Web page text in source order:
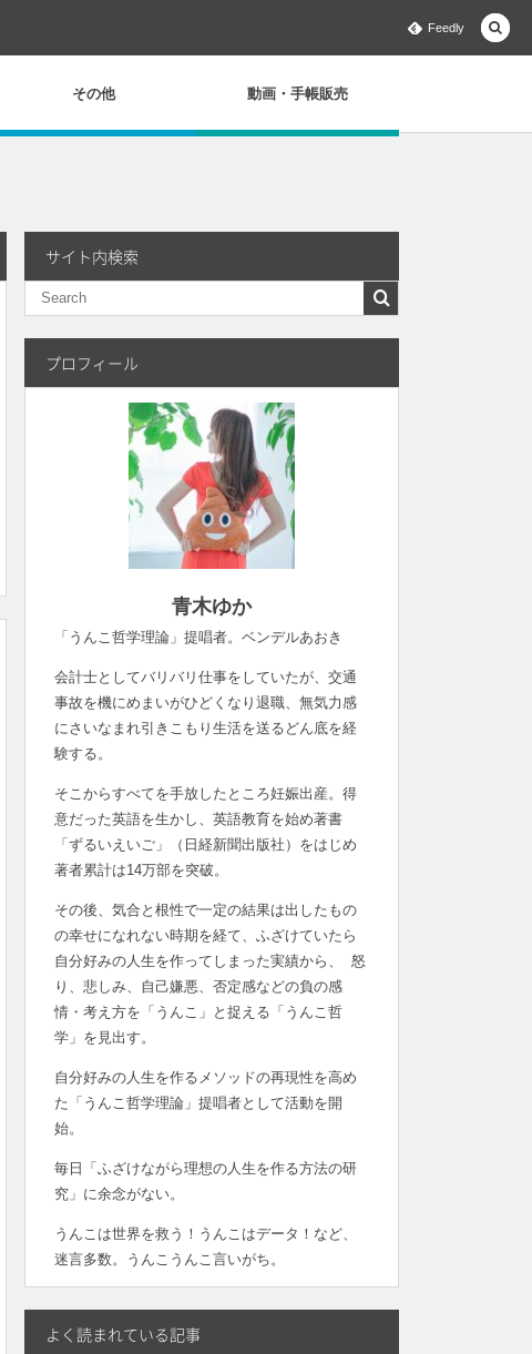
Feedly
その他 動画・手帳販売
サイト内検索
プロフィール
青木ゆか
「うんこ哲学理論」提唱者。ベンデルあおき
会計士としてバリバリ仕事をしていたが、交通
事故を機にめまいがひどくなり退職、無気力感
にさいなまれ引きこもり生活を送るどん底を経
験する。
そこからすべてを手放したところ妊娠出産。得
意だった英語を生かし、英語教育を始め著書
「ずるいえいご」（日経新聞出版社）をはじめ
著者累計は14万部を突破。
その後、気合と根性で一定の結果は出したもの
の幸せになれない時期を経て、ふざけていたら
自分好みの人生を作ってしまった実績から、 怒
り、悲しみ、自己嫌悪、否定感などの負の感
情・考え方を「うんこ」と捉える「うんこ哲
学」を見出す。
自分好みの人生を作るメソッドの再現性を高め
た「うんこ哲学理論」提唱者として活動を開
始。
毎日「ふざけながら理想の人生を作る方法の研
究」に余念がない。
うんこは世界を救う！うんこはデータ！など、
迷言多数。うんこうんこ言いがち。
よく読まれている記事